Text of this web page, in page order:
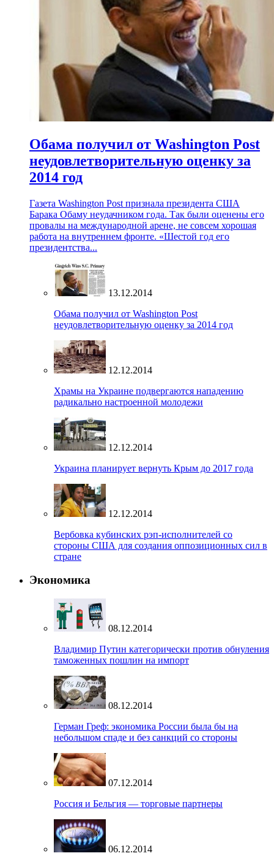
Обама получил от Washington Post
неудовлетворительную оценку за
2014 год
Газета Washington Post признала президента США
Барака Обаму неудачником года. Так были оценены его
провалы на международной арене, не совсем хорошая
работа на внутреннем фронте. «Шестой год его
президентства...
13.12.2014
Обама получил от Washington Post
неудовлетворительную оценку за 2014 год
12.12.2014
Храмы на Украине подвергаются нападению
радикально настроенной молодежи
12.12.2014
Украина планирует вернуть Крым до 2017 года
12.12.2014
Вербовка кубинских рэп-исполнителей со
стороны США для создания оппозиционных сил в
стране
Экономика
08.12.2014
Владимир Путин категорически против обнуления
таможенных пошлин на импорт
08.12.2014
Герман Греф: экономика России была бы на
небольшом спаде и без санкций со стороны
07.12.2014
Россия и Бельгия — торговые партнеры
06.12.2014